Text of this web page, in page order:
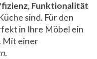
Funktionalität
sind. Für den
in Ihre Möbel ein
Mit einer